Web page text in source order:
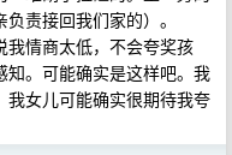
责接回我们家的）。
我情商太低，不会夸奖孩
。可能确实是这样吧。我
我女儿可能确实很期待我夸